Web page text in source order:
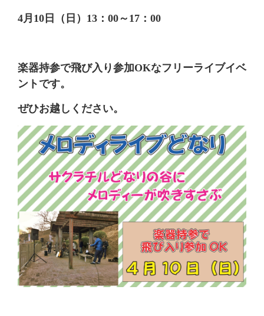
4月10日（日）13：00～17：00
楽器持参で飛び入り参加OKなフリーライブイベ
ントです。
ぜひお越しください。